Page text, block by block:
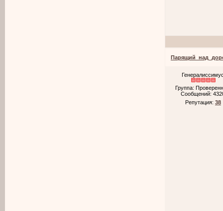
Группа:
Сообщений:
Репутация: 38